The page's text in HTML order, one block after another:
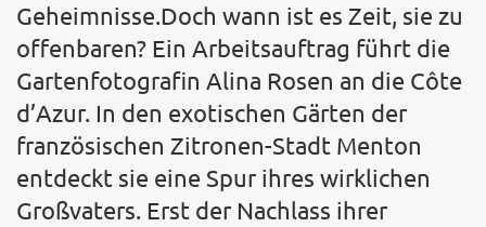
Geheimnisse.Doch wann ist es Zeit, sie zu
offenbaren? Ein Arbeitsauftrag führt die
Gartenfotografin Alina Rosen an die Côte
d’Azur. In den exotischen Gärten der
französischen Zitronen-Stadt Menton
entdeckt sie eine Spur ihres wirklichen
Großvaters. Erst der Nachlass ihrer